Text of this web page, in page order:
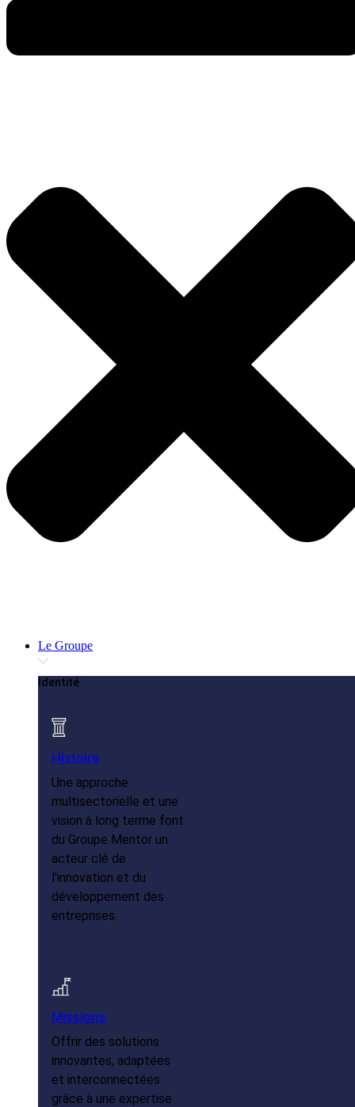
Le Groupe
Identité
Histoire
Une approche
multisectorielle et une
vision à long terme font
du Groupe Mentor un
acteur clé de
l'innovation et du
développement des
entreprises.
Missions
Offrir des solutions
innovantes, adaptées
et interconnectées
grâce à une expertise